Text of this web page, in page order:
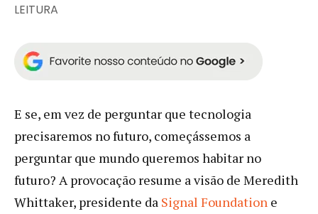
LEITURA
E se, em vez de perguntar que tecnologia
precisaremos no futuro, começássemos a
perguntar que mundo queremos habitar no
futuro? A provocação resume a visão de Meredith
Whittaker, presidente da Signal Foundation e